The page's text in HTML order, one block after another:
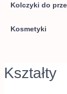
Kolczyki do
Kosmetyki
Kształty